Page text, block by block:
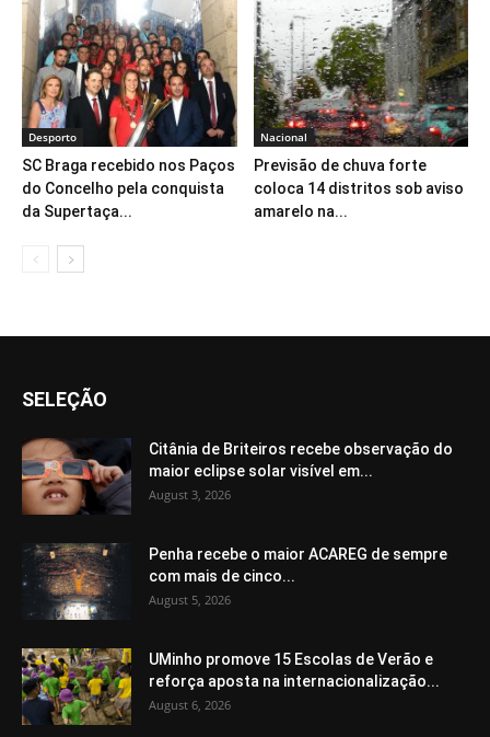
Desporto
SC Braga recebido nos Paços
do Concelho pela conquista
da Supertaça...
Nacional
Previsão de chuva forte
coloca 14 distritos sob aviso
amarelo na...
SELEÇÃO
Citânia de Briteiros recebe observação do
maior eclipse solar visível em...
August 3, 2026
Penha recebe o maior ACAREG de sempre
com mais de cinco...
August 5, 2026
UMinho promove 15 Escolas de Verão e
reforça aposta na internacionalização...
August 6, 2026